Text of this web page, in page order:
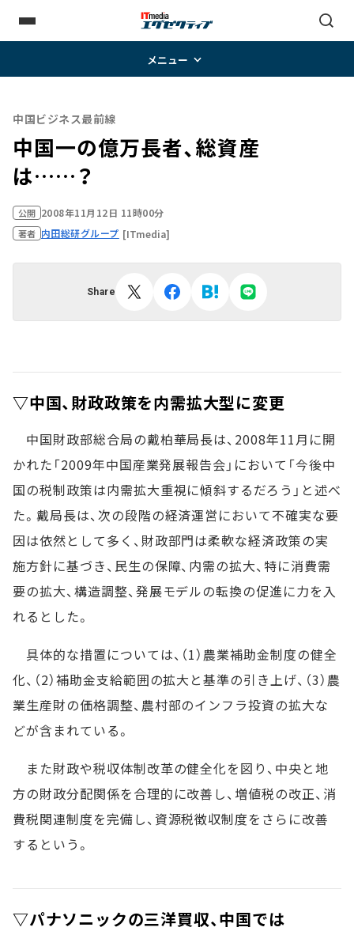
メニュー
中国ビジネス最前線
中国一の億万長者、総資産
は……？
公開 2008年11月12日 11時00分
著者 内田総研グループ [ITmedia]
Share
▽中国、財政政策を内需拡大型に変更
中国財政部総合局の戴柏華局長は、2008年11月に開
かれた「2009年中国産業発展報告会」において「今後中
国の税制政策は内需拡大重視に傾斜するだろう」と述べ
た。戴局長は、次の段階の経済運営において不確実な要
因は依然として多く、財政部門は柔軟な経済政策の実
施方針に基づき、民生の保障、内需の拡大、特に消費需
要の拡大、構造調整、発展モデルの転換の促進に力を入
れるとした。
具体的な措置については、（1）農業補助金制度の健全
化、（2）補助金支給範囲の拡大と基準の引き上げ、（3）農
業生産財の価格調整、農村部のインフラ投資の拡大な
どが含まれている。
また財政や税収体制改革の健全化を図り、中央と地
方の財政分配関係を合理的に改善し、増値税の改正、消
費税関連制度を完備し、資源税徴収制度をさらに改善
するという。
▽パナソニックの三洋買収、中国では